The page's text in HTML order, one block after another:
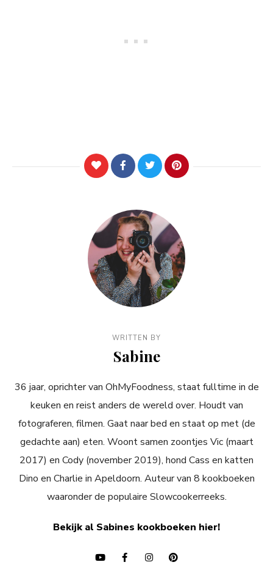
WRITTEN BY
Sabine
36 jaar, oprichter van OhMyFoodness, staat fulltime in de
keuken en reist anders de wereld over. Houdt van
fotograferen, filmen. Gaat naar bed en staat op met (de
gedachte aan) eten. Woont samen zoontjes Vic (maart
2017) en Cody (november 2019), hond Cass en katten
Dino en Charlie in Apeldoorn. Auteur van 8 kookboeken
waaronder de populaire Slowcookerreeks.
Bekijk al Sabines kookboeken hier!